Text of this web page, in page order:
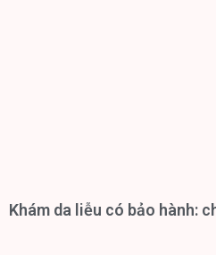
Khám da liễu có bảo hành: